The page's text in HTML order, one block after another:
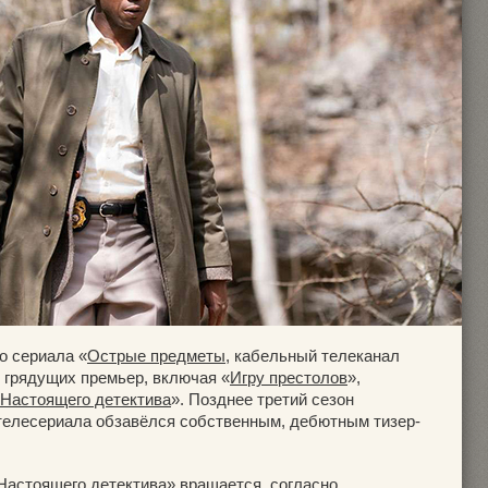
сериала «Острые предметы, кабельный телеканал
грядущих премьер, включая «Игру престолов»,
Настоящего детектива». Позднее третий сезон
обзавёлся собственным, дебютным тизер-
детектива» вращается, согласно